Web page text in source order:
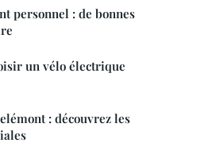
personnel : de bonnes
un vélo électrique
: découvrez les